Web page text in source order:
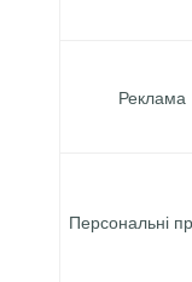
Реклама
Персональні